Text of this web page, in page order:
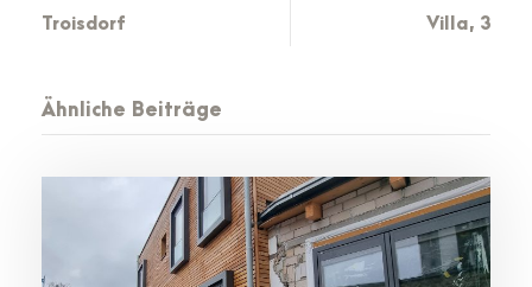
Troisdorf
Villa, 3
Ähnliche Beiträge